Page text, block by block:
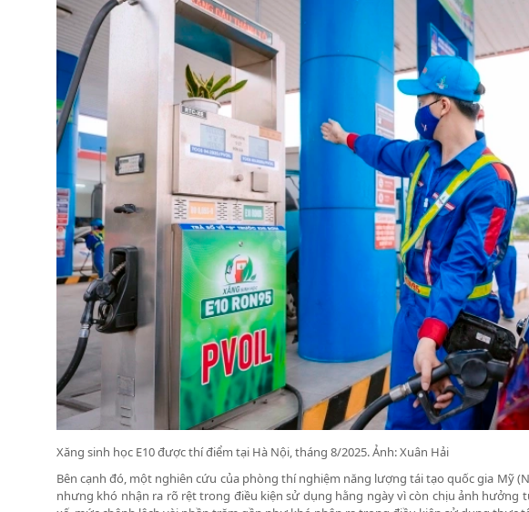
Xăng sinh học E10 được thí điểm tại Hà Nội, tháng 8/2025. Ảnh: Xuân Hải
Bên cạnh đó, một nghiên cứu của phòng thí nghiệm năng lượng tái tạo quốc gia Mỹ
nhưng khó nhận ra rõ rệt trong điều kiện sử dụng hằng ngày vì còn chịu ảnh